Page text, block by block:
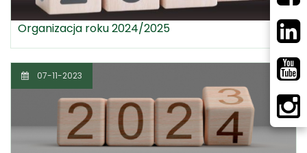
Organizacja roku 2024/2025
07-11-2023